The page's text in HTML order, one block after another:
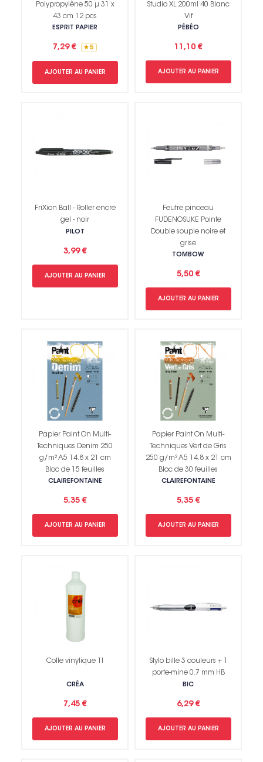
Polypropylène 50 µ 31 x
43 cm 12 pcs
ESPRIT PAPIER
7,29 € 5
AJOUTER AU PANIER
Studio XL 200ml 40 Blanc
Vif
PÉBÉO
11,10 €
AJOUTER AU PANIER
FriXion Ball - Roller encre
gel - noir
PILOT
3,99 €
AJOUTER AU PANIER
Feutre pinceau
FUDENOSUKE Pointe
Double souple noire et
grise
TOMBOW
5,50 €
AJOUTER AU PANIER
Papier Paint On Multi-
Techniques Denim 250
g/m² A5 14.8 x 21 cm
Bloc de 15 feuilles
CLAIREFONTAINE
5,35 €
AJOUTER AU PANIER
Papier Paint On Multi-
Techniques Vert de Gris
250 g/m² A5 14.8 x 21 cm
Bloc de 30 feuilles
CLAIREFONTAINE
5,35 €
AJOUTER AU PANIER
Colle vinylique 1l
CRÉA
7,45 €
AJOUTER AU PANIER
Stylo bille 3 couleurs + 1
porte-mine 0.7 mm HB
BIC
6,29 €
AJOUTER AU PANIER